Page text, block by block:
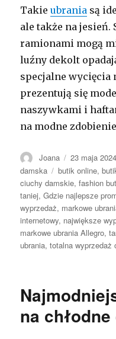
Takieubrania są
ale także na
ramionami mogą
luźny dekolt
specjalne wycięcia
prezentują się
naszywkami i
na modne
Autor
Joana Opublikowano
23 maja 2024
damska
Tagi
butik online,
ciuchy damskie,fashion
taniej,Gdzie najlepsze
wyprzedaż, markowe
internetowy, największe
markowe ubrania Allegro,
ubrania,totalna wyprzedaż
na